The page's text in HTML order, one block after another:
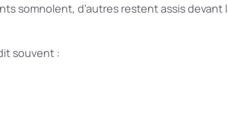
somnolent, d’autres restent assis devant
souvent :